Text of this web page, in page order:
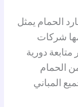
الحمام يمثل
شركات
دورية
الحمام
المباني